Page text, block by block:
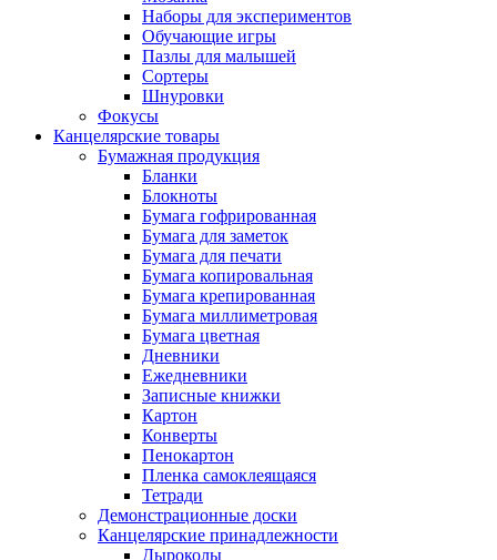
Наборы для экспериментов
Обучающие игры
Пазлы для малышей
Сортеры
Шнуровки
Фокусы
Канцелярские товары
Бумажная продукция
Бланки
Блокноты
Бумага гофрированная
Бумага для заметок
Бумага для печати
Бумага копировальная
Бумага крепированная
Бумага миллиметровая
Бумага цветная
Дневники
Ежедневники
Записные книжки
Картон
Конверты
Пенокартон
Пленка самоклеящаяся
Тетради
Демонстрационные доски
Канцелярские принадлежности
Дыроколы